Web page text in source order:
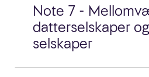
Note 7 -
datterselskaper
selskaper